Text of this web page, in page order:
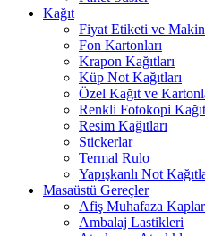
Kağıt
Fiyat Etiketi ve
Fon Kartonları
Krapon Kağıtları
Küp Not Kağıtları
Özel Kağıt ve
Renkli Fotokopi
Resim Kağıtları
Stickerlar
Termal Rulo
Yapışkanlı Not
Masaüstü Gereçler
Afiş Muhafaza
Ambalaj Lastikleri